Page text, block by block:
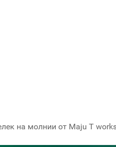
на молнии от Maju T